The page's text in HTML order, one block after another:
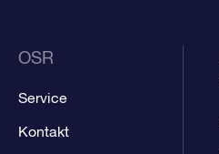
OSR
Service
Kontakt